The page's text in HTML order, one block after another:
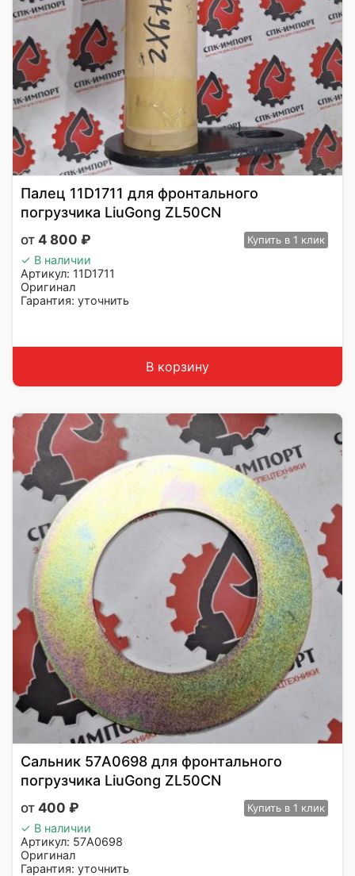
Палец 11D1711 для фронтального
погрузчика LiuGong ZL50CN
4 800 ₽ Купить в 1 клик
✓ В наличии
Артикул: 11D1711
Оригинал
Гарантия: уточнить
В корзину
Сальник 57A0698 для фронтального
погрузчика LiuGong ZL50CN
400 ₽ Купить в 1 клик
✓ В наличии
Артикул: 57A0698
Оригинал
Гарантия: уточнить